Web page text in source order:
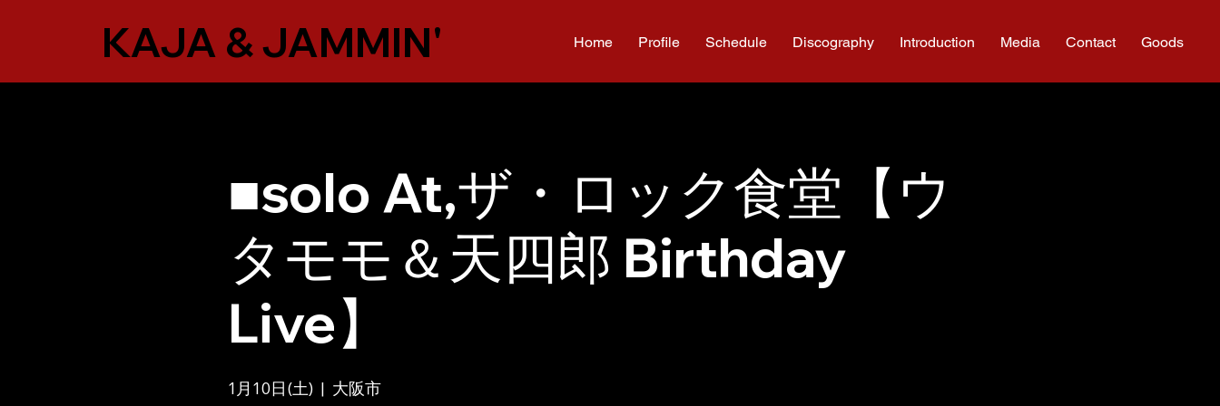
KAJA & JAMMIN' Home Profile Schedule Discography Introduction Media Contact Goods
■solo At,ザ・ロック食堂【ウ
タモモ＆天四郎 Birthday
Live】
1月10日(土)
  |
大阪市